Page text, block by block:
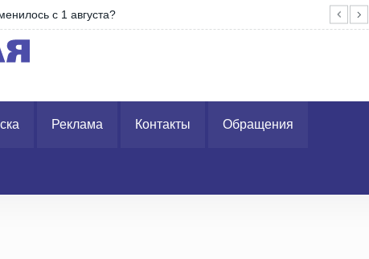
с 1 августа?
Реклама Контакты Обращения